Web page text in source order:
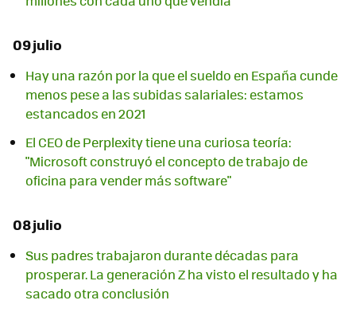
09 julio
Hay una razón por la que el sueldo en España cunde
menos pese a las subidas salariales: estamos
estancados en 2021
El CEO de Perplexity tiene una curiosa teoría:
"Microsoft construyó el concepto de trabajo de
oficina para vender más software"
08 julio
Sus padres trabajaron durante décadas para
prosperar. La generación Z ha visto el resultado y ha
sacado otra conclusión